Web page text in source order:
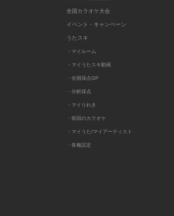
全国カラオケ大会
イベント・キャンペーン
うたスキ
・マイルーム
・マイうたスキ動画
・全国採点GP
・分析採点
・マイりれき
・前回のカラオケ
・マイうた/マイアーティスト
・各種設定